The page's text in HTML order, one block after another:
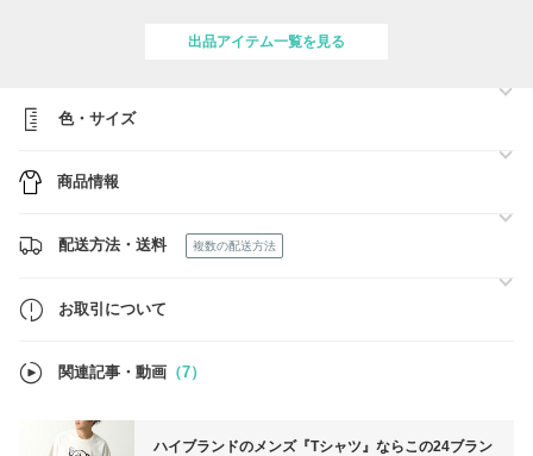
◇取引についてをご確認いただき、ご了承の上ご注文よろしくお願い致
選択されてない場合は、発送できませんのでご注意ください。
休業日：土日祝
出品アイテム一覧を見る
色・サイズ
商品情報
配送方法・送料 複数の配送方法
お取引について
関連記事・動画 （7）
ハイブランドのメンズ『Tシャツ』ならこの24ブラン